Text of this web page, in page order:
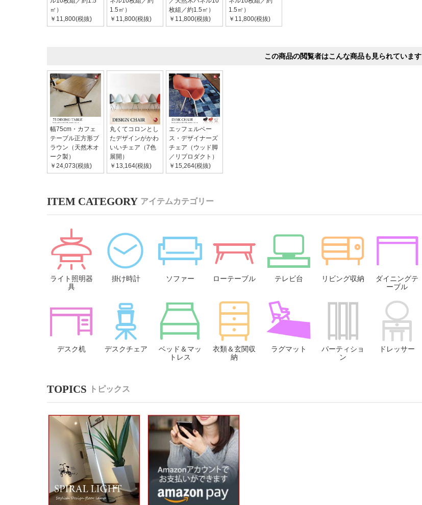
㎡）
￥11,800(税抜)
1.5㎡）
￥11,800(税抜)
枚組／約1.5㎡）
￥11,800(税抜)
1.5㎡）
￥11,800(税抜)
この商品の閲覧者はこんな商品も見られています
幅75cm・カフェ
テーブル正方形ブ
ラウン（天然木オ
ーク製）
￥24,073(税抜)
丸くてコロンとし
たデザインがかわ
いいチェア（7色
展開）
￥13,164(税抜)
エッフェルベー
ス・デザイナーズ
チェア（ウッド脚
／リプロダクト）
￥15,264(税抜)
アイテムカテゴリー
ライト照明器
具
掛け時計 ソファー ローテーブル テレビ台 リビング収納
ダイニングテ
ーブル
デスク机 デスクチェア
ベッド＆マッ
トレス
衣類＆玄関収
納
ラグマット
パーティショ
ン
ドレッサー
トピックス